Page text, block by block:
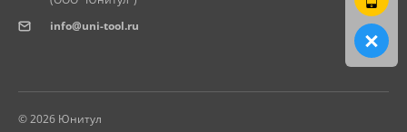
info@uni-tool.ru
© 2026 Юнитул